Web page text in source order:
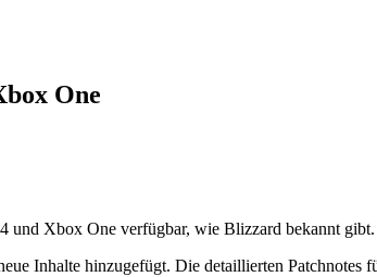
One
und Xbox One verfügbar, wie Blizzard bekannt gibt.
Inhalte hinzugefügt. Die detaillierten